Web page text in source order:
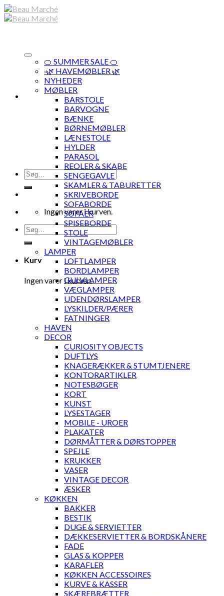
Skip
to
Søg
efter:
Ingen varer i kurven.
Søg
efter:
Kurv
Ingen varer i kurven.
🍊 SUMMER SALE 🍊
·🌿 HAVEMØBLER 🌿
NYHEDER
MØBLER
BARSTOLE
BARVOGNE
BÆNKE
BØRNEMØBLER
LÆNESTOLE
HYLDER
PARASOL
REOLER & SKABE
SENGEGAVLE
SKAMLER & TABURETTER
SKRIVEBORDE
SOFABORDE
SOFAER
SPISEBORDE
STOLE
VINTAGEMØBLER
LAMPER
LOFTLAMPER
BORDLAMPER
GULVLAMPER
VÆGLAMPER
UDENDØRSLAMPER
LYSKILDER/PÆRER
FATNINGER
HAVEN
DECOR
CURIOSITY OBJECTS
DUFTLYS
KNAGERÆKKER & STUMTJENERE
KONTORARTIKLER
NOTESBØGER
KORT
KUNST
LYSESTAGER
MOBILE - UROER
PLAKATER
DØRMÅTTER & DØRSTOPPER
SPEJLE
KRUKKER
VASER
VINTAGE DECOR
ÆSKER
KØKKEN
BAKKER
BESTIK
DUGE & SERVIETTER
DÆKKESERVIETTER & BORDSKÅNERE
FADE
GLAS & KOPPER
KARAFLER
KØKKEN ACCESSOIRES
KURVE & KASSER
SKÆREBRÆTTER